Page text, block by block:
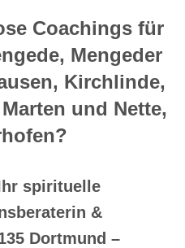
Coachings für
Mengeder
Kirchlinde,
und Nette,
spirituelle
&
Dortmund –